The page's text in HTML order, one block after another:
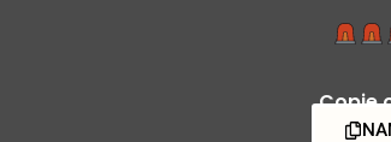
Copie